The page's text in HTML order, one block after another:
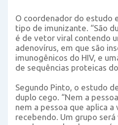
O coordenador do estudo
tipo de imunizante. “São
é de vetor viral contendo
adenovírus, em que são
imunogênicos do HIV, e
de sequências proteicas do
Segundo Pinto, o estudo
duplo cego. “Nem a
nem a pessoa que aplica a
recebendo. Um grupo